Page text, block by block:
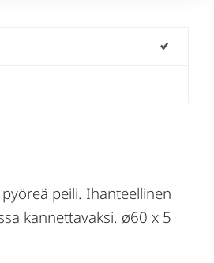
peili. Ihanteellinen
kannettavaksi. ø60 x 5